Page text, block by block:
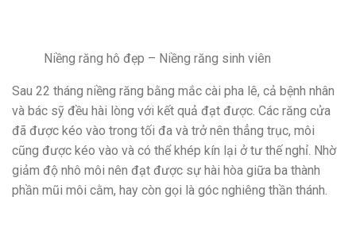
Niềng răng hô đẹp – Niềng răng sinh viên
Sau 22 tháng niềng răng bằng mắc cài pha lê, cả bệnh nhân
và bác sỹ đều hài lòng với kết quả đạt được. Các răng cửa
đã được kéo vào trong tối đa và trở nên thẳng trục, môi
cũng được kéo vào và có thể khép kín lại ở tư thế nghỉ. Nhờ
giảm độ nhô môi nên đạt được sự hài hòa giữa ba thành
phần mũi môi cằm, hay còn gọi là góc nghiêng thần thánh.